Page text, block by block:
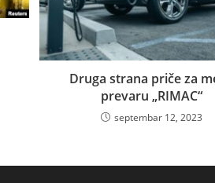
Druga strana priče za
prevaru „RIMAC“
septembar 12, 2023